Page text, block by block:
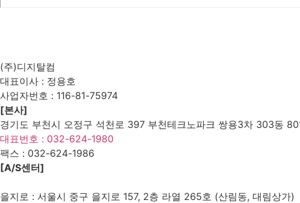
(주)디지탈컴
대표이사 : 정용호
사업자번호 : 116-81-75974
[본사]
경기도 부천시 오정구 석천로 397 부천테크노파크 쌍용3차 303동
대표번호 : 032-624-1980
팩스 : 032-624-1986
[A/S센터]
을지로 : 서울시 중구 을지로 157, 2층 라열 265호 (산림동, 대림상가)